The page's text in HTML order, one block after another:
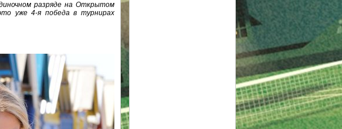
разряде на Открытом
уже 4-я победа в турнирах